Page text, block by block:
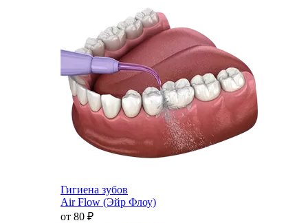
Гигиена зубов
Air Flow (Эйр Флоу)
от 80 ₽